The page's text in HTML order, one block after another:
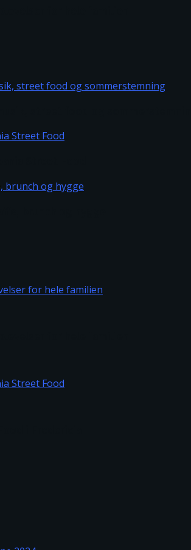
for hele familien
i Fredericia
for hele familien
street food og sommerstemning